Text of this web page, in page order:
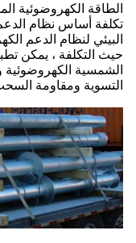
الطاقة الكهروضوئية
تكلفة أساس نظام
البيئي لنظام الدعم
حيث التكلفة ، يمكن
الشمسية الكهروضوئية
التسوية ومقاومة